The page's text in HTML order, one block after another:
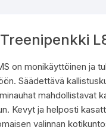
on monikäyttöinen ja
Säädettävä
mahdollistavat
Kevyt ja helposti
valinnan